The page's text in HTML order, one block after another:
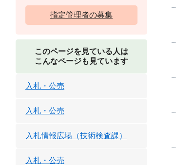
指定管理者の募集
このページを見ている人は
こんなページも見ています
入札・公売
入札・公売
入札情報広場（技術検査課）
入札・公売